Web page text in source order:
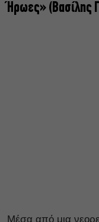
Ήρωες» (Βασίλης
Μέσα από μια